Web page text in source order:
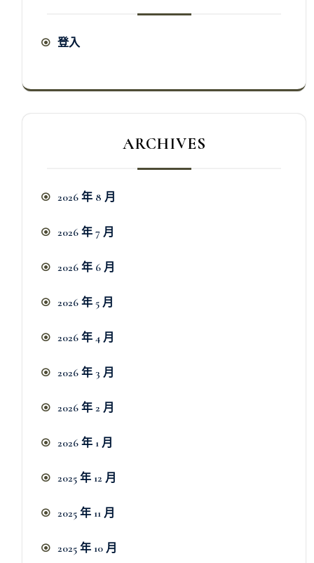
登入
ARCHIVES
2026 年 8 月
2026 年 7 月
2026 年 6 月
2026 年 5 月
2026 年 4 月
2026 年 3 月
2026 年 2 月
2026 年 1 月
2025 年 12 月
2025 年 11 月
2025 年 10 月